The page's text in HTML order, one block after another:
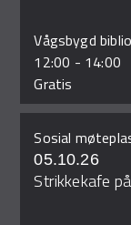
Vågsbygd
12:00 - 14:00
Gratis
Sosial
05.10.26
Strikkekafe